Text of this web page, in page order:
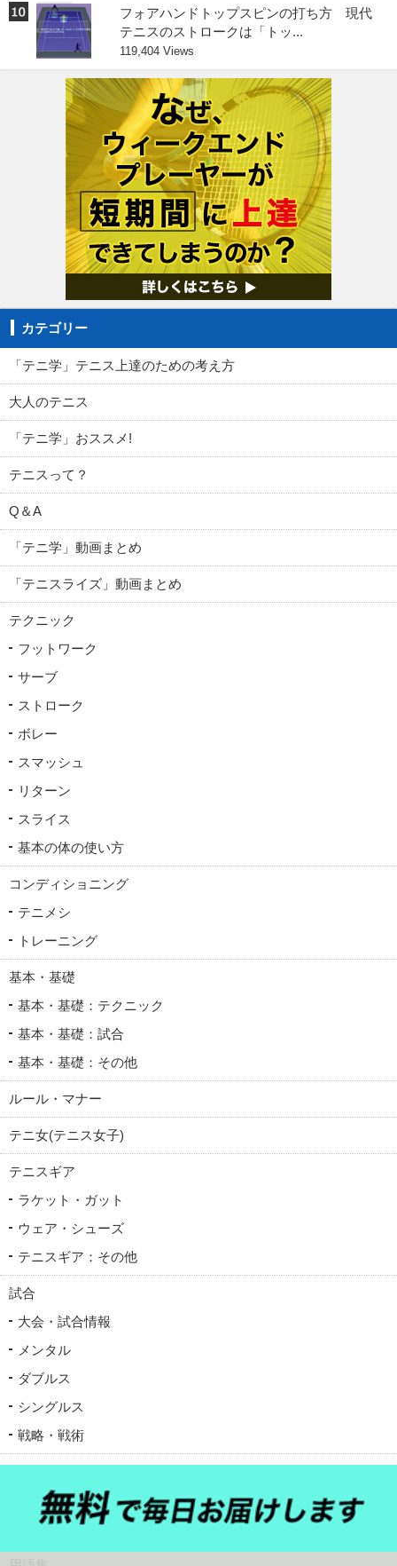
フォアハンドトップスピンの打ち方 現代
テニスのストロークは「トッ...
119,404 Views
カテゴリー
「テニ学」テニス上達のための考え方
大人のテニス
「テニ学」おススメ!
テニスって？
Q＆A
「テニ学」動画まとめ
「テニスライズ」動画まとめ
テクニック
フットワーク
サーブ
ストローク
ボレー
スマッシュ
リターン
スライス
基本の体の使い方
コンディショニング
テニメシ
トレーニング
基本・基礎
基本・基礎：テクニック
基本・基礎：試合
基本・基礎：その他
ルール・マナー
テニ女(テニス女子)
テニスギア
ラケット・ガット
ウェア・シューズ
テニスギア：その他
試合
大会・試合情報
メンタル
ダブルス
シングルス
戦略・戦術
男子
女子